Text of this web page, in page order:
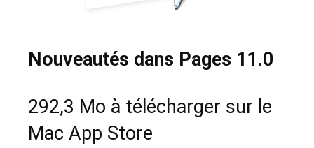
Nouveautés dans Pages 11.0
292,3 Mo à télécharger sur le
Mac App Store